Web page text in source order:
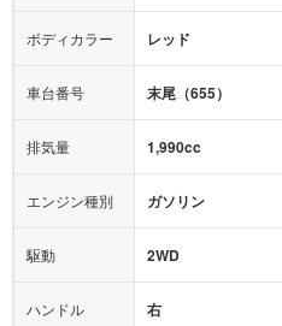
ミュージックプレイヤー接続可
後席モニター
エアバッグ：
運転席 助手席
衝撃緩和ヘッドレスト
アダプティブクルーズコントロール
ヒルディセントコントロール
ボディカラー レッド
車台番号 末尾（655）
排気量 1,990cc
エンジン種別 ガソリン
駆動 2WD
ハンドル 右